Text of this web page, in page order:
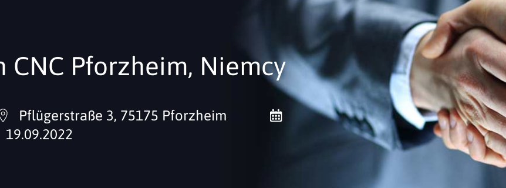
CNC Pforzheim, Niemcy
Pflügerstraße 3, 75175 Pforzheim
19.09.2022